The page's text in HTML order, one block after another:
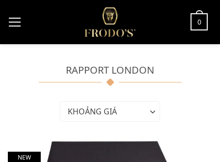
0
RAPPORT LONDON
KHOẢNG GIÁ
NEW